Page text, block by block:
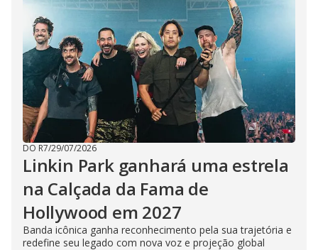
DO R7/29/07/2026
Linkin Park ganhará uma estrela
na Calçada da Fama de
Hollywood em 2027
Banda icônica ganha reconhecimento pela sua trajetória e
redefine seu legado com nova voz e projeção global